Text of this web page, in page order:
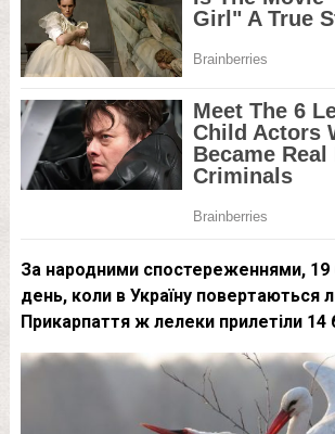
За народними спостереженнями,
день, коли в Україну повертаються
Прикарпаття ж лелеки прилетіли 14